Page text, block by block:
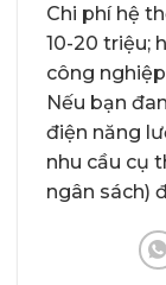
Chi phí hệ
10-20 triệu;
công
Nếu bạn
điện năng
nhu cầu cụ
ngân sách)